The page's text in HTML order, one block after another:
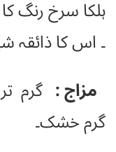
ہلکا سرخ رنگ کا
۔ اس کا ذائقہ
مزاج : گرم تر
گرم خشک۔